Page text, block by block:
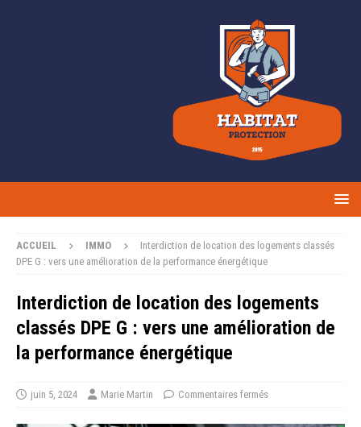
ACCUEIL IMMO
Interdiction de location des logements classés
DPE G : vers une amélioration de la performance énergétique
Interdiction de location des logements
classés DPE G : vers une amélioration de
la performance énergétique
juin 5, 2024 Marie Martin Commentaires fermés